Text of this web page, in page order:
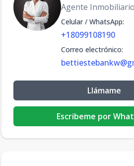
Agente Inmobiliario
Celular / WhatsApp:
+18099108190
Correo electrónico:
Llámame
Escribeme por